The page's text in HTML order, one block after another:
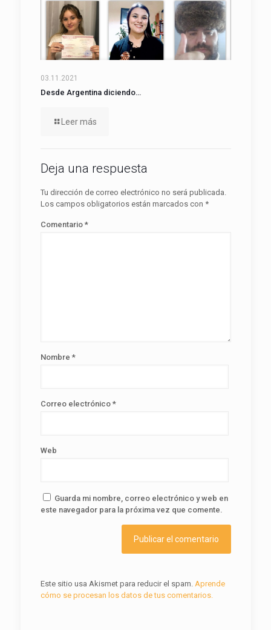
03.11.2021
Desde Argentina diciendo…
Leer más
Deja una respuesta
Tu dirección de correo electrónico no será publicada.
Los campos obligatorios están marcados con *
Comentario *
Nombre *
Correo electrónico *
Web
Guarda mi nombre, correo electrónico y web en
este navegador para la próxima vez que comente.
Este sitio usa Akismet para reducir el spam. Aprende
cómo se procesan los datos de tus comentarios.